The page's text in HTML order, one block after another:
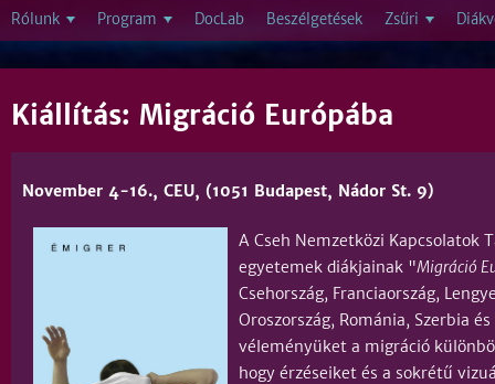
Kiállítás: Migráció Európába
November 4-16., CEU, (1051 Budapest, Nádor St. 9)
A Cseh Nemzetközi
egyetemek diákjainak "Migráció
Csehország, Franciaország,
Oroszország, Románia, Szerbia
véleményüket a migráció
hogy érzéseiket és a sokrétű
Rólunk Program DocLab Beszélgetések Zsűri